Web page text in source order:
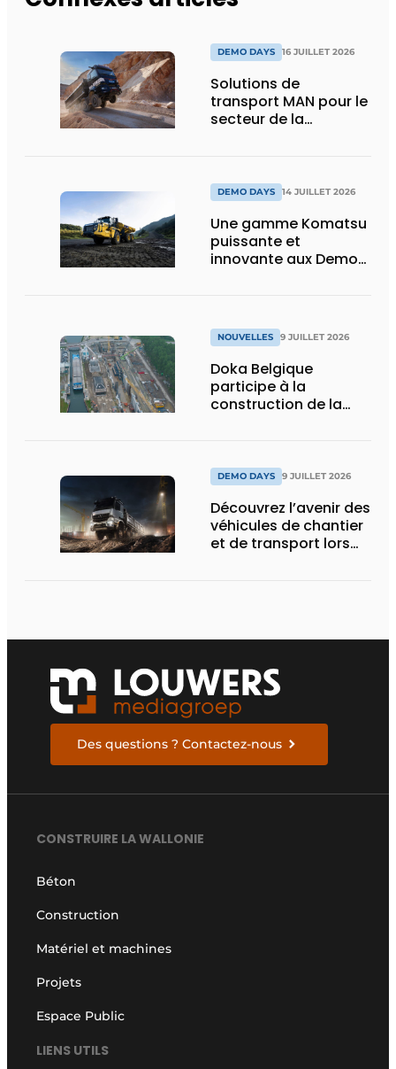
DEMO DAYS 16 JUILLET 2026
Solutions de
transport MAN pour le
secteur de la
DEMO DAYS 14 JUILLET 2026
Une gamme Komatsu
puissante et
innovante aux Demo
NOUVELLES 9 JUILLET 2026
Doka Belgique
participe à la
construction de la
DEMO DAYS 9 JUILLET 2026
Découvrez l’avenir des
véhicules de chantier
et de transport lors
Des questions ? Contactez-nous
CONSTRUIRE LA WALLONIE
Béton
Construction
Matériel et machines
Projets
Espace Public
LIENS UTILS